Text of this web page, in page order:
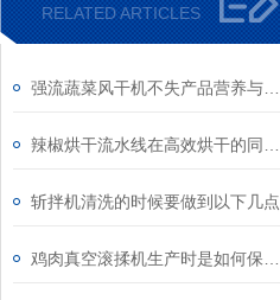
RELATED ARTICLES
斩拌机清洗的时候要做到以下几点